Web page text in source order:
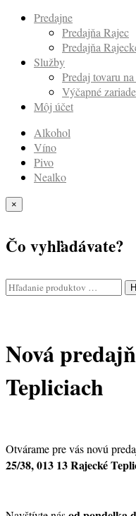
Predajne
Predajňa Rajec
Predajňa
Služby
Predaj tovaru
Výčapné
Môj účet
Alkohol
Víno
Pivo
Nealko
×
Čo vyhľadávate?
Nová
Tepliciach
Otvárame pre vás novú
25/38, 013 13 Rajecké